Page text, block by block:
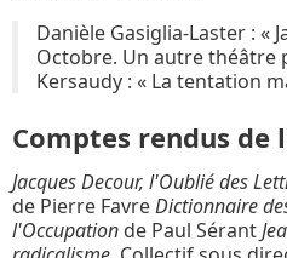
Danièle Gasiglia-Laster : «
Octobre. Un autre théâtre
Kersaudy : « La tentation
Comptes rendus de
Jacques Decour, l'Oublié des
de Pierre FavreDictionnaire
l'Occupation de Paul Sérant